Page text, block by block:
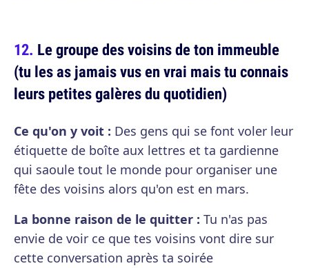
Le groupe des voisins de ton immeuble
(tu les as jamais vus en vrai mais tu connais
leurs petites galères du quotidien)
Ce qu'on y voit : Des gens qui se font voler leur
étiquette de boîte aux lettres et ta gardienne
qui saoule tout le monde pour organiser une
fête des voisins alors qu'on est en mars.
La bonne raison de le quitter : Tu n'as pas
envie de voir ce que tes voisins vont dire sur
cette conversation après ta soirée